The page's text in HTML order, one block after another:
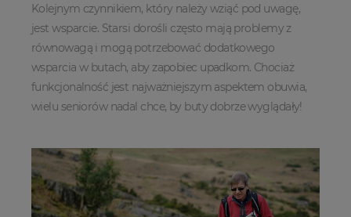
Kolejnym czynnikiem, który należy wziąć pod uwagę,
jest wsparcie. Starsi dorośli często mają problemy z
równowagą i mogą potrzebować dodatkowego
wsparcia w butach, aby zapobiec upadkom. Chociaż
funkcjonalność jest najważniejszym aspektem obuwia,
wielu seniorów nadal chce, by buty dobrze wyglądały!